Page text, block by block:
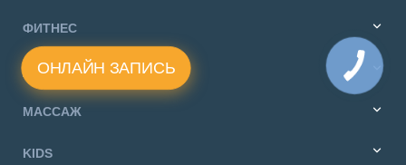
ФИТНЕС
ДИЕТОЛОГИЯ
МАССАЖ
KIDS
ОНЛАЙН ЗАПИСЬ